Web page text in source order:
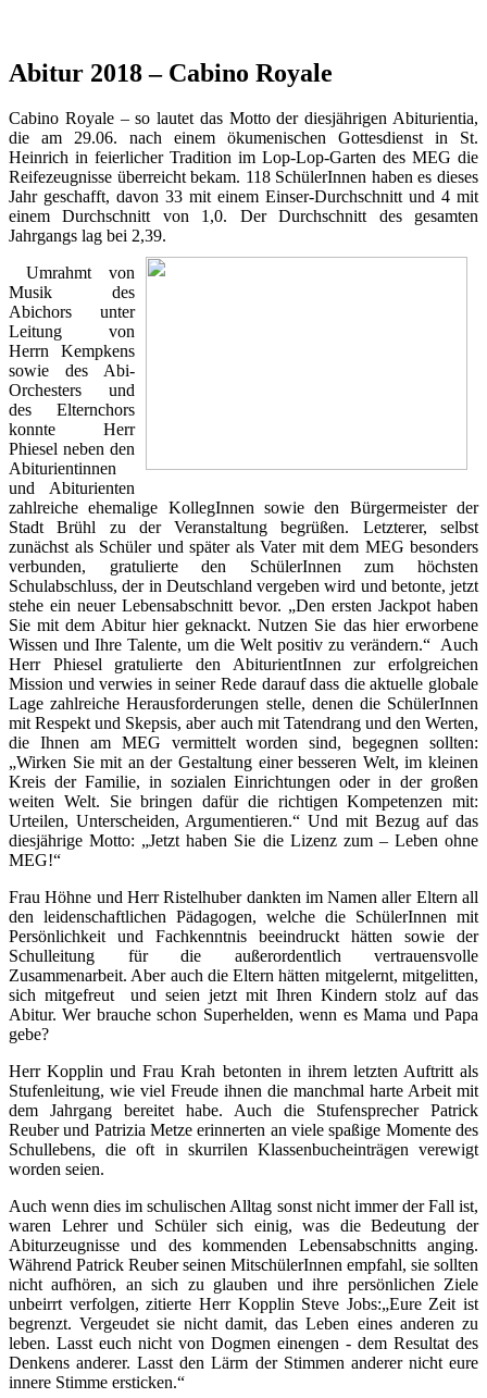
Abitur 2018 – Cabino Royale
Cabino Royale – so lautet das Motto der diesjährigen Abiturientia,
die am 29.06. nach einem ökumenischen Gottesdienst in St.
Heinrich in feierlicher Tradition im Lop-Lop-Garten des MEG die
Reifezeugnisse überreicht bekam. 118 SchülerInnen haben es dieses
Jahr geschafft, davon 33 mit einem Einser-Durchschnitt und 4 mit
einem Durchschnitt von 1,0. Der Durchschnitt des gesamten
Jahrgangs lag bei 2,39.
Umrahmt von
Musik des
Abichors unter
Leitung von
Herrn Kempkens
sowie des Abi-
Orchesters und
des Elternchors
konnte Herr
Phiesel neben den
Abiturientinnen
und Abiturienten
zahlreiche ehemalige KollegInnen sowie den Bürgermeister der
Stadt Brühl zu der Veranstaltung begrüßen. Letzterer, selbst
zunächst als Schüler und später als Vater mit dem MEG besonders
verbunden, gratulierte den SchülerInnen zum höchsten
Schulabschluss, der in Deutschland vergeben wird und betonte, jetzt
stehe ein neuer Lebensabschnitt bevor. „Den ersten Jackpot haben
Sie mit dem Abitur hier geknackt. Nutzen Sie das hier erworbene
Wissen und Ihre Talente, um die Welt positiv zu verändern.“ Auch
Herr Phiesel gratulierte den AbiturientInnen zur erfolgreichen
Mission und verwies in seiner Rede darauf dass die aktuelle globale
Lage zahlreiche Herausforderungen stelle, denen die SchülerInnen
mit Respekt und Skepsis, aber auch mit Tatendrang und den Werten,
die Ihnen am MEG vermittelt worden sind, begegnen sollten:
„Wirken Sie mit an der Gestaltung einer besseren Welt, im kleinen
Kreis der Familie, in sozialen Einrichtungen oder in der großen
weiten Welt. Sie bringen dafür die richtigen Kompetenzen mit:
Urteilen, Unterscheiden, Argumentieren.“ Und mit Bezug auf das
diesjährige Motto: „Jetzt haben Sie die Lizenz zum – Leben ohne
MEG!“
Frau Höhne und Herr Ristelhuber dankten im Namen aller Eltern all
den leidenschaftlichen Pädagogen, welche die SchülerInnen mit
Persönlichkeit und Fachkenntnis beeindruckt hätten sowie der
Schulleitung für die außerordentlich vertrauensvolle
Zusammenarbeit. Aber auch die Eltern hätten mitgelernt, mitgelitten,
sich mitgefreut und seien jetzt mit Ihren Kindern stolz auf das
Abitur. Wer brauche schon Superhelden, wenn es Mama und Papa
gebe?
Herr Kopplin und Frau Krah betonten in ihrem letzten Auftritt als
Stufenleitung, wie viel Freude ihnen die manchmal harte Arbeit mit
dem Jahrgang bereitet habe. Auch die Stufensprecher Patrick
Reuber und Patrizia Metze erinnerten an viele spaßige Momente des
Schullebens, die oft in skurrilen Klassenbucheinträgen verewigt
worden seien.
Auch wenn dies im schulischen Alltag sonst nicht immer der Fall ist,
waren Lehrer und Schüler sich einig, was die Bedeutung der
Abiturzeugnisse und des kommenden Lebensabschnitts anging.
Während Patrick Reuber seinen MitschülerInnen empfahl, sie sollten
nicht aufhören, an sich zu glauben und ihre persönlichen Ziele
unbeirrt verfolgen, zitierte Herr Kopplin Steve Jobs:„Eure Zeit ist
begrenzt. Vergeudet sie nicht damit, das Leben eines anderen zu
leben. Lasst euch nicht von Dogmen einengen - dem Resultat des
Denkens anderer. Lasst den Lärm der Stimmen anderer nicht eure
innere Stimme ersticken.“